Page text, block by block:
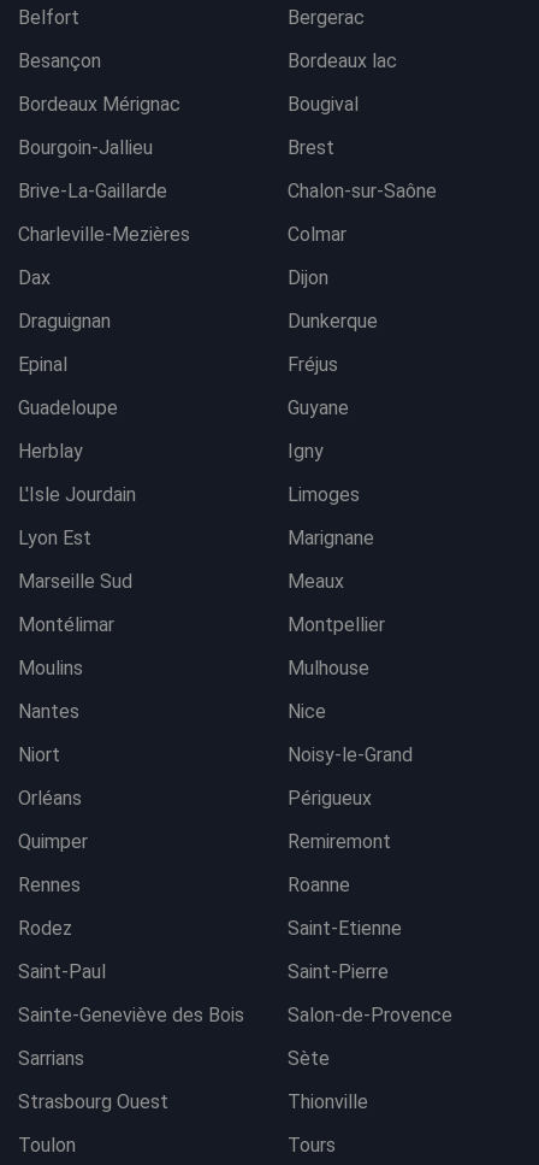
Belfort
Bergerac
Besançon
Bordeaux lac
Bordeaux Mérignac
Bougival
Bourgoin-Jallieu
Brest
Brive-La-Gaillarde
Chalon-sur-Saône
Charleville-Mezières
Colmar
Dax
Dijon
Draguignan
Dunkerque
Epinal
Fréjus
Guadeloupe
Guyane
Herblay
Igny
L'Isle Jourdain
Limoges
Lyon Est
Marignane
Marseille Sud
Meaux
Montélimar
Montpellier
Moulins
Mulhouse
Nantes
Nice
Niort
Noisy-le-Grand
Orléans
Périgueux
Quimper
Remiremont
Rennes
Roanne
Rodez
Saint-Etienne
Saint-Paul
Saint-Pierre
Sainte-Geneviève des Bois
Salon-de-Provence
Sarrians
Sète
Strasbourg Ouest
Thionville
Toulon
Tours